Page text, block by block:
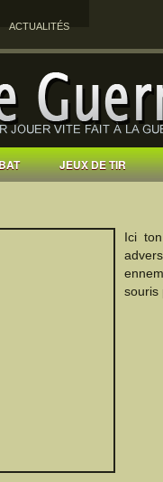
ACTUALITÉS
JEUX DE TIR
Ici
souris